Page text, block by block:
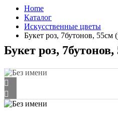
Home
Каталог
Искусственные цветы
Букет роз, 7бутонов, 55см
Букет роз,